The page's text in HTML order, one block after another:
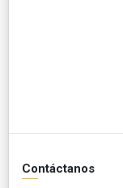
Contáctanos